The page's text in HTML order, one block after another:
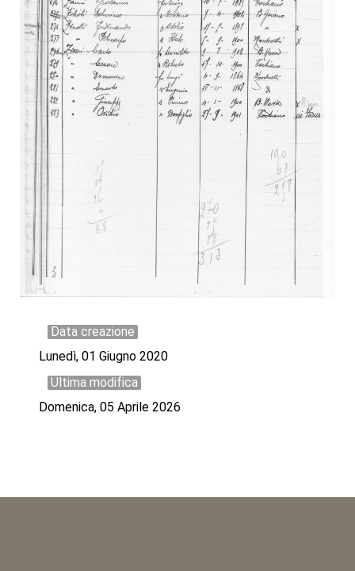
Data creazione
Lunedì, 01 Giugno 2020
Ultima modifica
Domenica, 05 Aprile 2026